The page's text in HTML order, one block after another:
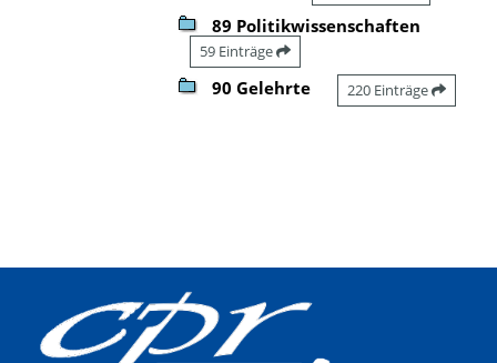
89 Politikwissenschaften
59 Einträge
90 Gelehrte 220 Einträge